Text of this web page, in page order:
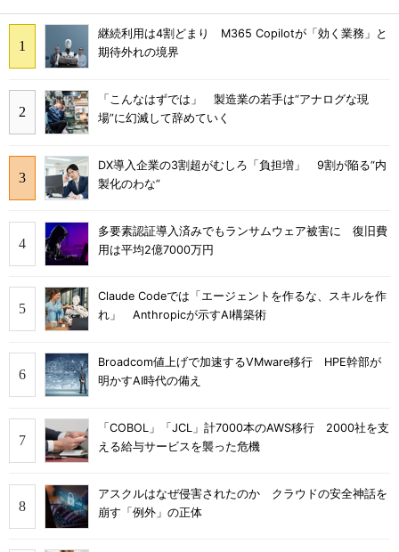
継続利用は4割どまり M365 Copilotが「効く業務」と
期待外れの境界
「こんなはずでは」 製造業の若手は“アナログな現
場”に幻滅して辞めていく
DX導入企業の3割超がむしろ「負担増」 9割が陥る“内
製化のわな”
多要素認証導入済みでもランサムウェア被害に 復旧費
用は平均2億7000万円
Claude Codeでは「エージェントを作るな、スキルを作
れ」 Anthropicが示すAI構築術
Broadcom値上げで加速するVMware移行 HPE幹部が
明かすAI時代の備え
「COBOL」「JCL」計7000本のAWS移行 2000社を支
える給与サービスを襲った危機
アスクルはなぜ侵害されたのか クラウドの安全神話を
崩す「例外」の正体